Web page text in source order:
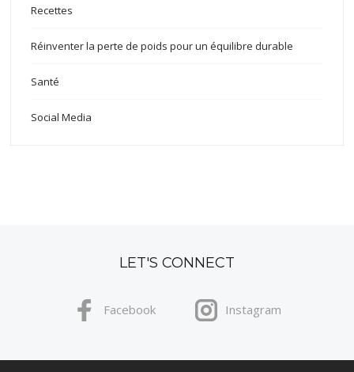
Recettes
Réinventer la perte de poids pour un équilibre durable
Santé
Social Media
LET'S CONNECT
Facebook Instagram